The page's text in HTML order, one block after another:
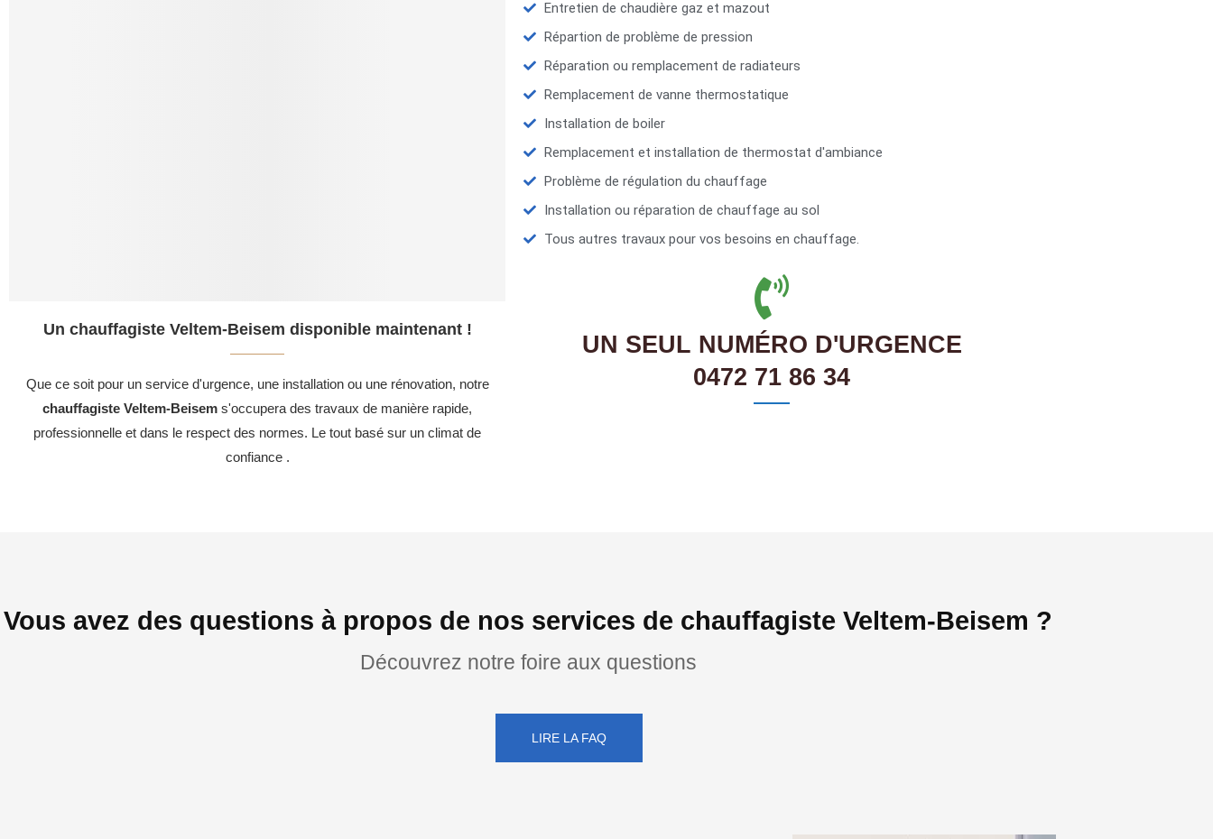
Un chauffagiste Veltem-Beisem disponible maintenant !
Que ce soit pour un service d'urgence, une installation ou une rénovation, notre
chauffagiste Veltem-Beisem s'occupera des travaux de manière rapide,
professionnelle et dans le respect des normes. Le tout basé sur un climat de
confiance .
Entretien de chaudière gaz et mazout
Répartion de problème de pression
Réparation ou remplacement de radiateurs
Remplacement de vanne thermostatique
Installation de boiler
Remplacement et installation de thermostat d'ambiance
Problème de régulation du chauffage
Installation ou réparation de chauffage au sol
Tous autres travaux pour vos besoins en chauffage.
UN SEUL NUMÉRO D'URGENCE
0472 71 86 34
Vous avez des questions à propos de nos services de chauffagiste Veltem-Beisem ?
Découvrez notre foire aux questions
LIRE LA FAQ